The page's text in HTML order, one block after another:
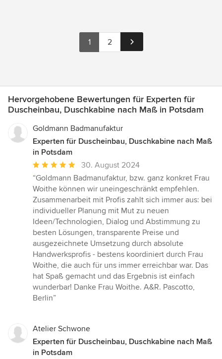
1 2
Hervorgehobene Bewertungen für Experten für
Duscheinbau, Duschkabine nach Maß in Potsdam
Goldmann Badmanufaktur
Experten für Duscheinbau, Duschkabine nach Maß
in Potsdam
Durchschnittliche
Bewertung:
5
von
5
Sternen
30. August 2024
“Goldmann Badmanufaktur, bzw. ganz konkret Frau
Woithe können wir uneingeschränkt empfehlen.
Zusammenarbeit mit Profis zahlt sich immer aus: bei
individueller Planung mit Mut zu neuen
Ideen/Technologien, Dialog und Abstimmung zu
besten Lösungen, transparente Preise und
ausgezeichnete Umsetzung durch absolute
Handwerksprofis - bestens koordiniert durch Frau
Woithe, die auch für uns immer erreichbar war. Das
hat Spaß gemacht und das Ergebnis ist einfach
wunderbar! Danke Frau Woithe. A&R. Pascotto,
Berlin”
Atelier Schwone
Experten für Duscheinbau, Duschkabine nach Maß
in Potsdam